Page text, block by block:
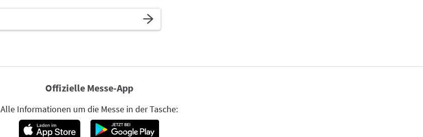
Offizielle Messe-App
Alle Informationen um die Messe in der Tasche: